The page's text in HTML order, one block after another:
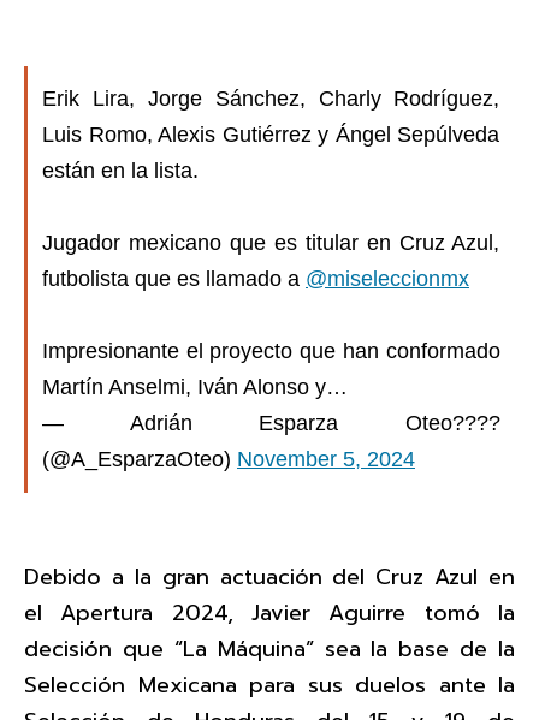
Erik Lira, Jorge Sánchez, Charly Rodríguez,
Luis Romo, Alexis Gutiérrez y Ángel Sepúlveda
están en la lista.
Jugador mexicano que es titular en Cruz Azul,
futbolista que es llamado a @miseleccionmx
Impresionante el proyecto que han conformado
Martín Anselmi, Iván Alonso y…
— Adrián Esparza Oteo????
(@A_EsparzaOteo) November 5, 2024
Debido a la gran actuación del Cruz Azul en
el Apertura 2024, Javier Aguirre tomó la
decisión que “La Máquina” sea la base de la
Selección Mexicana para sus duelos ante la